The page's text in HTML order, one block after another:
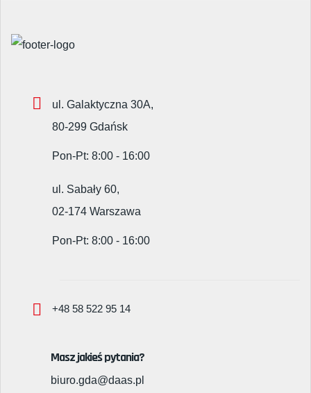
ul. Galaktyczna 30A,
80-299 Gdańsk
Pon-Pt: 8:00 - 16:00
ul. Sabały 60,
02-174 Warszawa
Pon-Pt: 8:00 - 16:00
+48 58 522 95 14
Masz jakieś pytania?
biuro.gda@daas.pl